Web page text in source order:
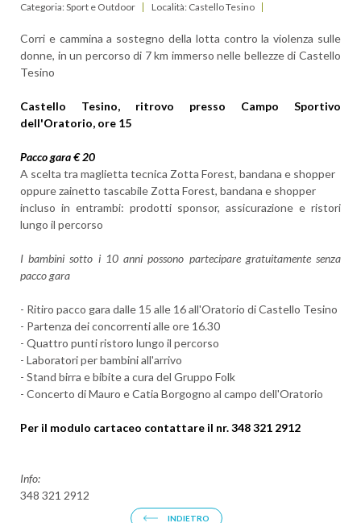
Categoria: Sport e Outdoor Località: Castello Tesino
Corri e cammina a sostegno della lotta contro la violenza sulle
donne, in un percorso di 7 km immerso nelle bellezze di Castello
Tesino
Castello Tesino, ritrovo presso Campo Sportivo
dell'Oratorio, ore 15
Pacco gara € 20
A scelta tra maglietta tecnica Zotta Forest, bandana e shopper
oppure zainetto tascabile Zotta Forest, bandana e shopper
incluso in entrambi: prodotti sponsor, assicurazione e ristori
lungo il percorso
I bambini sotto i 10 anni possono partecipare gratuitamente senza
pacco gara
- Ritiro pacco gara dalle 15 alle 16 all'Oratorio di Castello Tesino
- Partenza dei concorrenti alle ore 16.30
- Quattro punti ristoro lungo il percorso
- Laboratori per bambini all'arrivo
- Stand birra e bibite a cura del Gruppo Folk
- Concerto di Mauro e Catia Borgogno al campo dell'Oratorio
Per il modulo cartaceo contattare il nr. 348 321 2912
Info:
348 321 2912
INDIETRO